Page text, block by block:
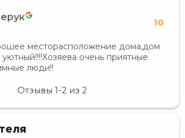
10
месторасположение дома,дом
уютный!!!!Хозяева очень приятные
люди!!
Отзывы 1-2 из 2